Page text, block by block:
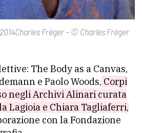
Fréger – © Charles Fréger
The Body as a Canvas,
e Paolo Woods, Corpi
negli Archivi Alinari curata
Lagioia e Chiara Tagliaferri,
con la Fondazione